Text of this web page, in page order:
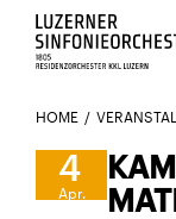
HOME
4
Apr.